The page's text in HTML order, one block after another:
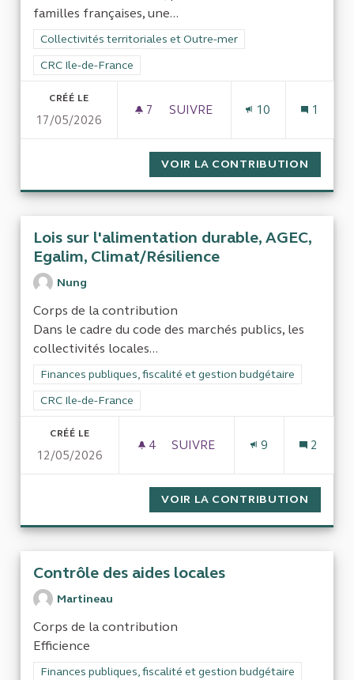
familles françaises, une...
Filtrer les résultats de la catégorie : Collectivités territoriales
Collectivités territoriales et Outre-mer
Filtrer les résultats pour le secteur : CRC Ile-de-France
CRC Ile-de-France
CRÉÉ LE
17/05/2026
7 7 ABONNÉS
SUIVRE
10 1
VOIR LA CONTRIBUTION
Lois sur l'alimentation durable, AGEC,
Egalim, Climat/Résilience
Nung
Corps de la contribution
Dans le cadre du code des marchés publics, les
collectivités locales...
Filtrer les résultats de la catégorie : Finances publiques,
Finances publiques, fiscalité et gestion budgétaire
Filtrer les résultats pour le secteur : CRC Ile-de-France
CRC Ile-de-France
CRÉÉ LE
12/05/2026
4 4 ABONNÉS
SUIVRE
9 2
VOIR LA CONTRIBUTION
Contrôle des aides locales
Martineau
Corps de la contribution
Efficience
Filtrer les résultats de la catégorie : Finances publiques,
Finances publiques, fiscalité et gestion budgétaire